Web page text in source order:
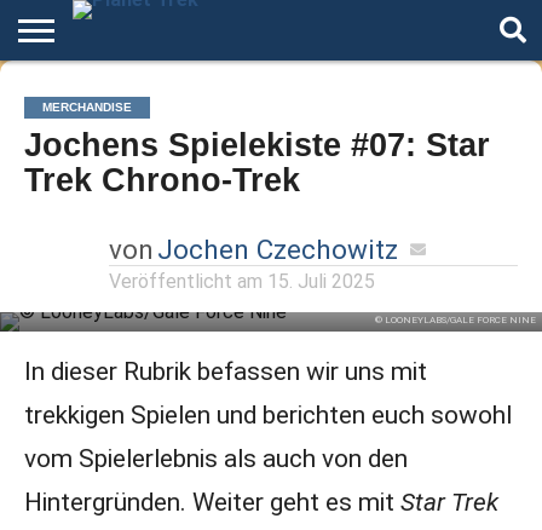
Home
Der
Podcast
Über
Star
Trek
Artikel
Andere
Welten
Autoren
Night
Mode
MERCHANDISE
Jochens Spielekiste #07: Star
Trek Chrono-Trek
von Jochen Czechowitz
Veröffentlicht am 15. Juli 2025
© LOONEYLABS/GALE FORCE NINE
In dieser Rubrik befassen wir uns mit
trekkigen Spielen und berichten euch sowohl
vom Spielerlebnis als auch von den
Hintergründen. Weiter geht es mit Star Trek